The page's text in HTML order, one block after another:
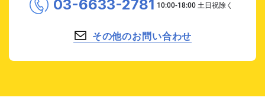
03-6633-2781
その他のお問い合わせ